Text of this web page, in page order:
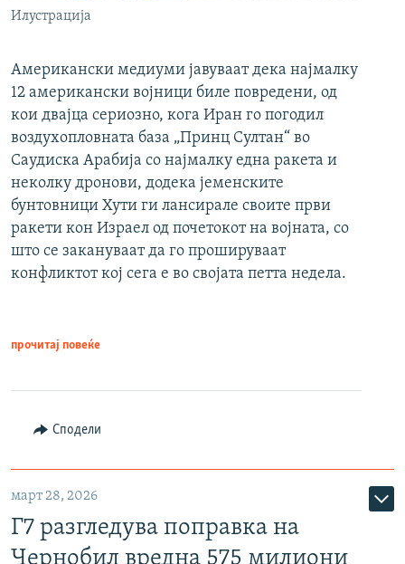
Илустрација
Американски медиуми јавуваат дека најмалку
12 американски војници биле повредени, од
кои двајца сериозно, кога Иран го погодил
воздухопловната база „Принц Султан“ во
Саудиска Арабија со најмалку една ракета и
неколку дронови, додека јеменските
бунтовници Хути ги лансирале своите први
ракети кон Израел од почетокот на војната, со
што се закануваат да го прошируваат
конфликтот кој сега е во својата петта недела.
прочитај повеќе
Сподели
март 28, 2026
Г7 разгледува поправка на
Чернобил вредна 575 милиони